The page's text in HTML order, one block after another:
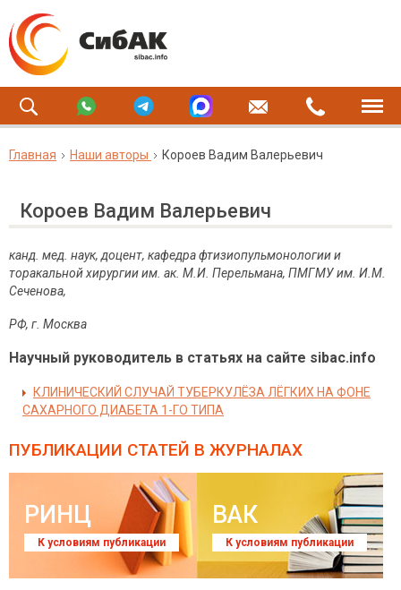
Главная Наши авторы Короев Вадим Валерьевич
Короев Вадим Валерьевич
канд. мед. наук, доцент, кафедра фтизиопульмонологии и
торакальной хирургии им. ак. М.И. Перельмана, ПМГМУ им. И.М.
Сеченова,
РФ, г. Москва
Научный руководитель в статьях на сайте sibac.info
КЛИНИЧЕСКИЙ СЛУЧАЙ ТУБЕРКУЛЁЗА ЛЁГКИХ НА ФОНЕ
САХАРНОГО ДИАБЕТА 1-ГО ТИПА
ПУБЛИКАЦИИ СТАТЕЙ В ЖУРНАЛАХ
РИНЦ
К условиям публикации
ВАК
К условиям публикации